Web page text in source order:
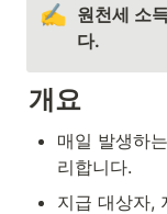
✍️ 원천세 소
다.
개요
매일 발생하
리합니다.
지급 대상자,